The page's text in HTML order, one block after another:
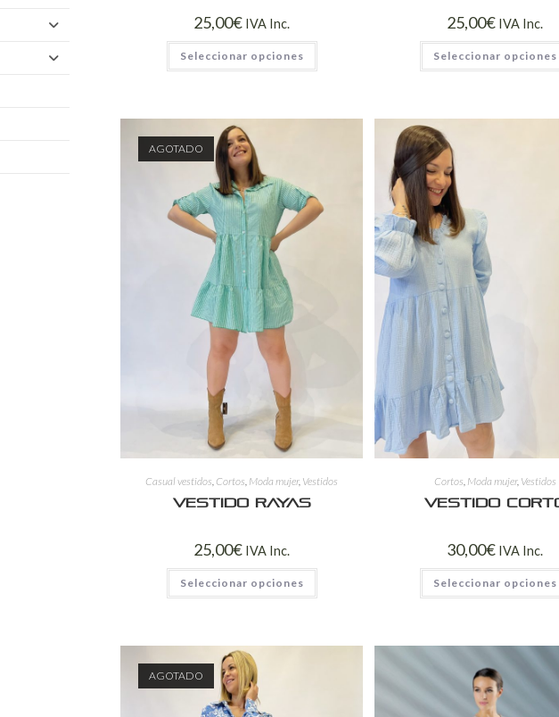
25,00€ IVA Inc.
Seleccionar opciones
25,00€ IVA Inc.
Seleccionar opciones
AGOTADO
Casual vestidos Cortos Moda mujer, Vestidos
Vestido rayas
25,00€ IVA Inc.
Seleccionar opciones
Cortos Moda mujer, Vestidos
Vestido
30,00€ IVA Inc.
Seleccionar opciones
AGOTADO